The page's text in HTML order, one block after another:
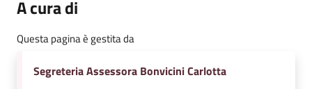
A cura di
Questa pagina è gestita da
Segreteria Assessora Bonvicini Carlotta